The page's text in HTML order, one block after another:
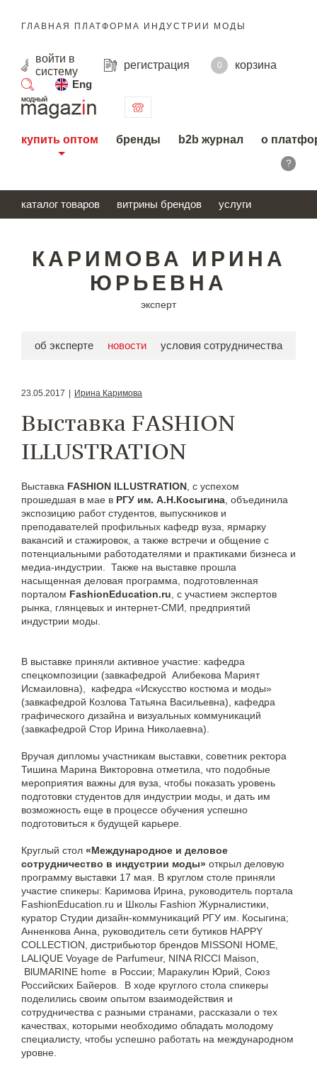
ГЛАВНАЯ ПЛАТФОРМА ИНДУСТРИИ МОДЫ
войти в
систему
регистрация 0
корзина
Eng
поиск
купить оптом бренды b2b журнал о
?
каталог товаров витрины брендов услуги
КАРИМОВА ИРИНА
ЮРЬЕВНА
эксперт
об эксперте новости условия сотрудничества
23.05.2017 Ирина Каримова
Выставка FASHION
ILLUSTRATION
Выставка FASHION ILLUSTRATION , с успехом
прошедшая в мае в РГУ им. А.Н.Косыгина , объединила
экспозицию работ студентов, выпускников и
преподавателей профильных кафедр вуза, ярмарку
вакансий и стажировок, а также встречи и общение с
потенциальными работодателями и практиками бизнеса и
медиа-индустрии. Также на выставке прошла
насыщенная деловая программа, подготовленная
порталом FashionEducation.ru , с участием экспертов
рынка, глянцевых и интернет-СМИ, предприятий
индустрии моды.
В выставке приняли активное участие: кафедра
спецкомпозиции (завкафедрой Алибекова Марият
Исмаиловна), кафедра «Искусство костюма и моды»
(завкафедрой Козлова Татьяна Васильевна), кафедра
графического дизайна и визуальных коммуникаций
(завкафедрой Стор Ирина Николаевна).
Вручая дипломы участникам выставки, советник ректора
Тишина Марина Викторовна отметила, что подобные
мероприятия важны для вуза, чтобы показать уровень
подготовки студентов для индустрии моды, и дать им
возможность еще в процессе обучения успешно
подготовиться к будущей карьере.
Круглый стол «Международное и деловое
сотрудничество в индустрии моды» открыл деловую
программу выставки 17 мая. В круглом столе приняли
участие спикеры: Каримова Ирина, руководитель портала
FashionEducation.ru и Школы Fashion Журналистики,
куратор Студии дизайн-коммуникаций РГУ им. Косыгина;
Анненкова Анна, руководитель сети бутиков HAPPY
COLLECTION, дистрибьютор брендов MISSONI HOME,
LALIQUE Voyage de Parfumeur, NINA RICCI Maison,
BlUMARINE home в России; Маракулин Юрий, Союз
Российских Байеров. В ходе круглого стола спикеры
поделились своим опытом взаимодействия и
сотрудничества с разными странами, рассказали о тех
качествах, которыми необходимо обладать молодому
специалисту, чтобы успешно работать на международном
уровне.